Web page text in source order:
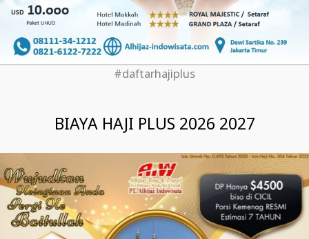
#daftarhajiplus
BIAYA HAJI PLUS 2026 2027